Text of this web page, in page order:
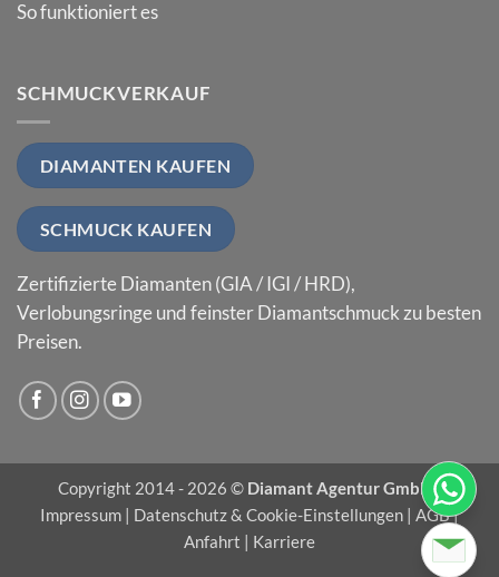
So funktioniert es
SCHMUCKVERKAUF
DIAMANTEN KAUFEN
SCHMUCK KAUFEN
Zertifizierte Diamanten (GIA / IGI / HRD),
Verlobungsringe und feinster Diamantschmuck zu besten
Preisen.
Copyright 2014 - 2026 © Diamant Agentur GmbH |
Impressum | Datenschutz & Cookie-Einstellungen | AGB|
Anfahrt | Karriere